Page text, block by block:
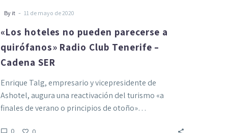
By it - 11 de mayo de 2020
«Los hoteles no pueden parecerse a
quirófanos» Radio Club Tenerife –
Cadena SER
Enrique Talg, empresario y vicepresidente de
Ashotel, augura una reactivación del turismo «a
finales de verano o principios de otoño»…
0